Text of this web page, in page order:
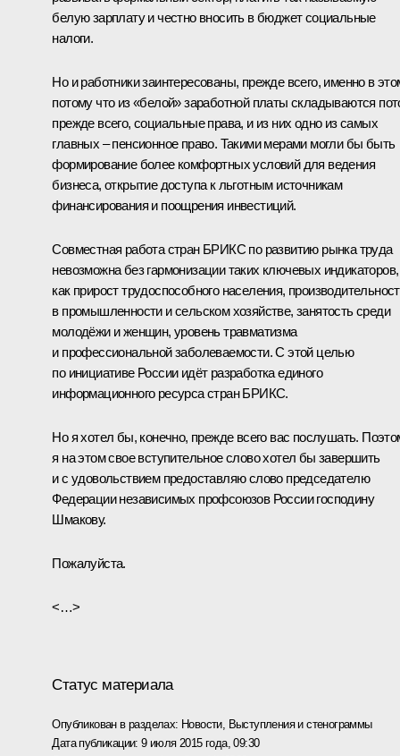
белую зарплату и честно вносить в бюджет социальные
налоги.
Но и работники заинтересованы, прежде всего, именно в
потому что из «белой» заработной платы складываются
прежде всего, социальные права, и из них одно из самых
главных – пенсионное право. Такими мерами могли бы быть
формирование более комфортных условий для ведения
бизнеса, открытие доступа к льготным источникам
финансирования и поощрения инвестиций.
Совместная работа стран БРИКС по развитию рынка труда
невозможна без гармонизации таких ключевых индикаторов,
как прирост трудоспособного населения,
в промышленности и сельском хозяйстве, занятость среди
молодёжи и женщин, уровень травматизма
и профессиональной заболеваемости. С этой целью
по инициативе России идёт разработка единого
информационного ресурса стран БРИКС.
Но я хотел бы, конечно, прежде всего вас послушать.
я на этом свое вступительное слово хотел бы завершить
и с удовольствием предоставляю слово председателю
Федерации независимых профсоюзов России господину
Шмакову.
Пожалуйста.
<…>
Статус материала
Опубликован в разделах: Новости, Выступления и стенограммы
Дата публикации:9 июля 2015 года, 09:30